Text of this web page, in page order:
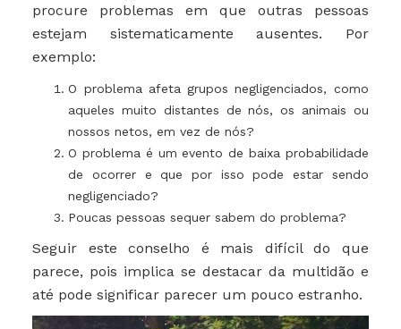
procure problemas em que outras pessoas
estejam sistematicamente ausentes. Por
exemplo:
O problema afeta grupos negligenciados, como
aqueles muito distantes de nós, os animais ou
nossos netos, em vez de nós?
O problema é um evento de baixa probabilidade
de ocorrer e que por isso pode estar sendo
negligenciado?
Poucas pessoas sequer sabem do problema?
Seguir este conselho é mais difícil do que
parece, pois implica se destacar da multidão e
até pode significar parecer um pouco estranho.